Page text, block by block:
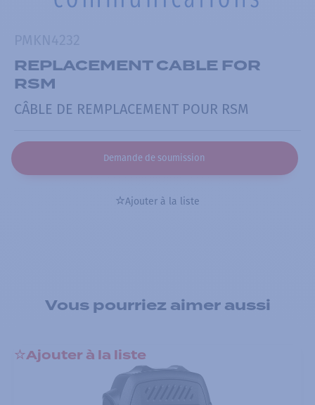
REPLACEMENT CABLE FOR
RSM
CÂBLE DE REMPLACEMENT POUR RSM
Demande de soumission
Ajouter à la liste
Vous pourriez aimer aussi
Ajouter à la liste